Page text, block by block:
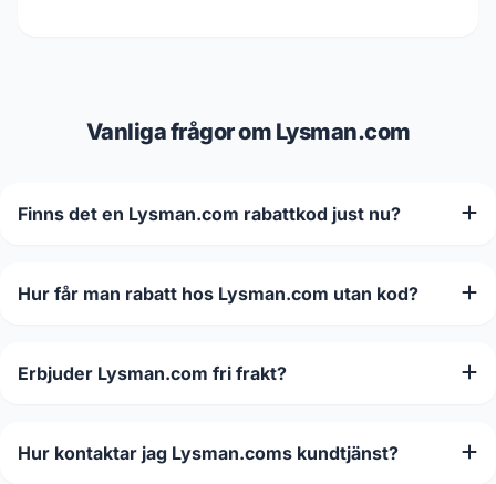
Vanliga frågor om Lysman.com
Finns det en Lysman.com rabattkod just nu?
Hur får man rabatt hos Lysman.com utan kod?
Erbjuder Lysman.com fri frakt?
Hur kontaktar jag Lysman.coms kundtjänst?